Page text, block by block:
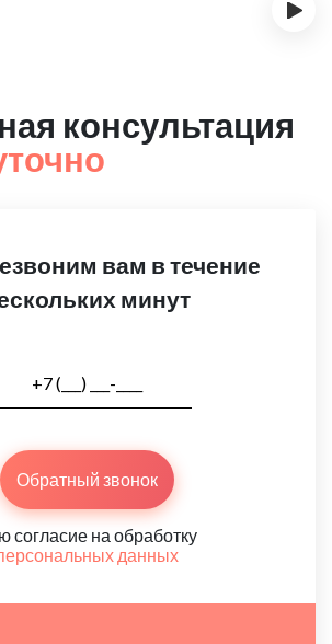
›
консультация
вам в течение
минут
Обратный звонок
согласие на обработку
данных